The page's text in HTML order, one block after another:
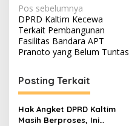
Navigasi
pos
Pos sebelumnya
DPRD Kaltim Kecewa
Terkait Pembangunan
Fasilitas Bandara APT
Pranoto yang Belum Tuntas
Posting Terkait
Hak Angket DPRD Kaltim
Masih Berproses, Ini